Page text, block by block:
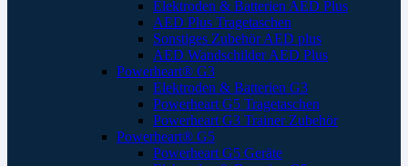
Elektroden & Batterien AED Plus
AED Plus Tragetaschen
Sonstiges Zubehör AED plus
AED Wandschilder AED Plus
Powerheart® G3
Elektroden & Batterien G3
Powerheart G5 Tragetaschen
Powerheart G3 Trainer Zubehör
Powerheart® G5
Powerheart G5 Geräte